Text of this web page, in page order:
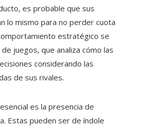
es probable que sus
lo mismo para no perder cuota
estratégico se
juegos, que analiza cómo las
considerando las
de sus rivales.
es la presencia de
Estas pueden ser de índole